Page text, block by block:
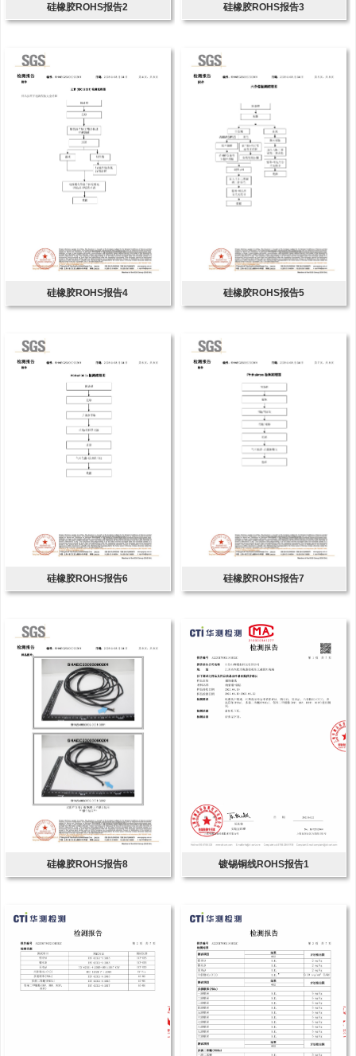
硅橡胶ROHS报告2 硅橡胶ROHS报告3
硅橡胶ROHS报告4 硅橡胶ROHS报告5
硅橡胶ROHS报告6 硅橡胶ROHS报告7
硅橡胶ROHS报告8 镀锡铜线ROHS报告1